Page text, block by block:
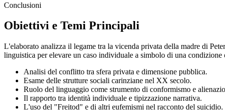
Conclusioni
Obiettivi e Temi Principali
L'elaborato analizza il legame tra la vicenda privata della madre di
linguistica per elevare un caso individuale a simbolo di una condizione
Analisi del conflitto tra sfera privata e dimensione pubblica.
Esame delle strutture sociali carinziane nel XX secolo.
Ruolo del linguaggio come strumento di conformismo e
Il rapporto tra identità individuale e tipizzazione narrativa.
L'uso del "Freitod" e di altri eufemismi nel racconto del suicidio.